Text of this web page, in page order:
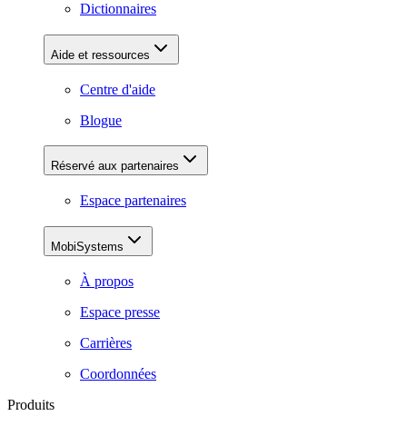
Dictionnaires
Aide et ressources
Centre d'aide
Blogue
Réservé aux partenaires
Espace partenaires
MobiSystems
À propos
Espace presse
Carrières
Coordonnées
Produits